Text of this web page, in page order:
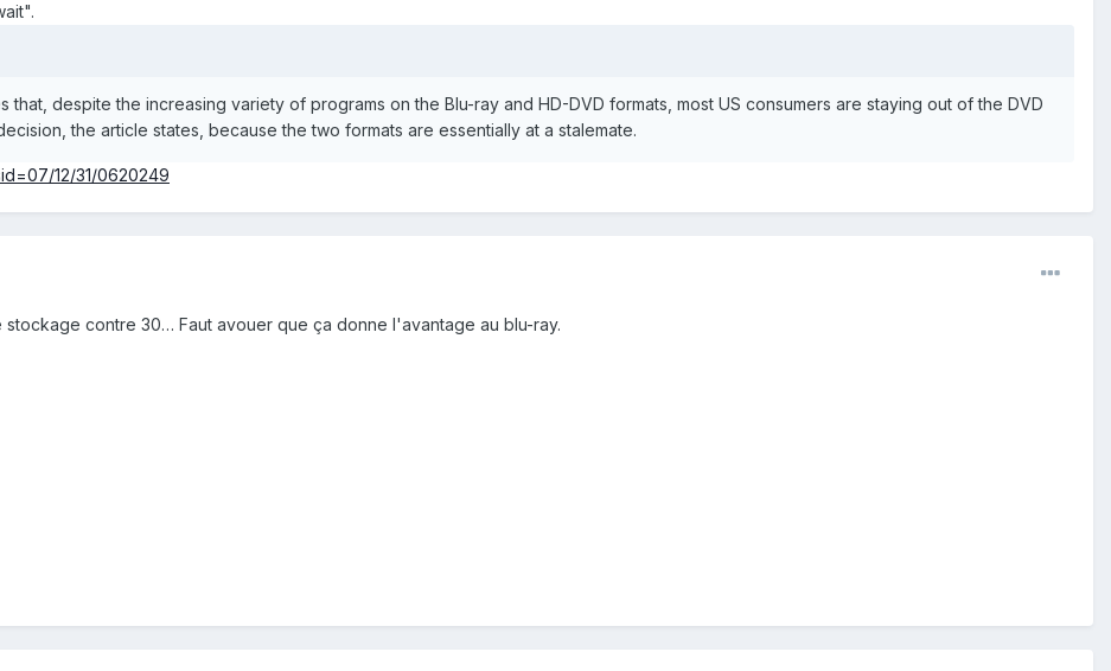
that, despite the increasing variety of programs on the Blu-ray and HD-DVD formats, most US consumers are staying out of the DVD
the article states, because the two formats are essentially at a stalemate.
12/31/0620249
stockage contre 30… Faut avouer que ça donne l'avantage au blu-ray.